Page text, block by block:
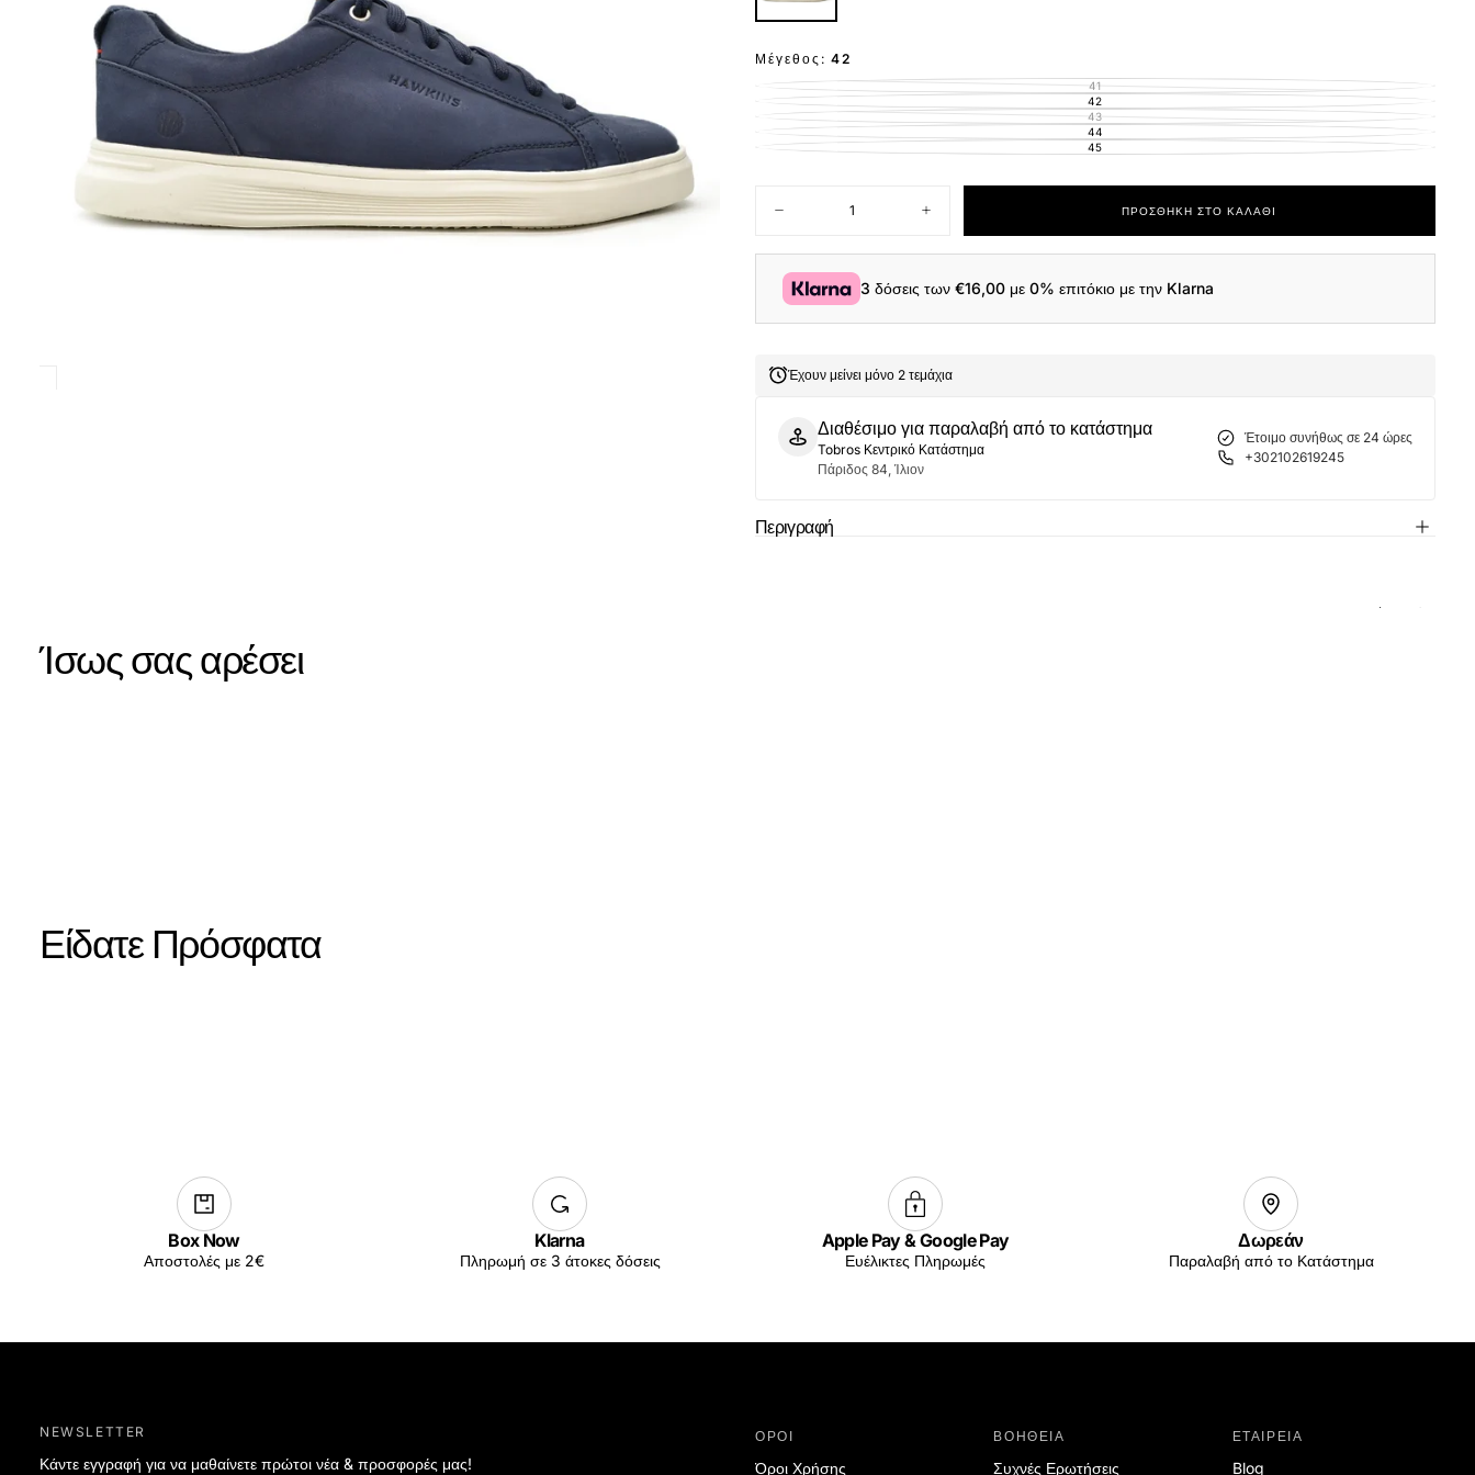
Μέγεθος: 42
41ΕΚΤΌΣ
ΑΠΟΘΈΜΑΤΟΣ
42ΕΚΤΌΣ
ΑΠΟΘΈΜΑΤΟΣ
43ΕΚΤΌΣ
ΑΠΟΘΈΜΑΤΟΣ
44ΕΚΤΌΣ
ΑΠΟΘΈΜΑΤΟΣ
45ΕΚΤΌΣ
για
SNEAKER
7979
Αύξηση
ποσότητας
για
SNEAKER
7979
ΠΡΟΣΘΉΚΗ ΣΤΟ ΚΑΛΆΘΙ
3 δόσεις των€16,00 με 0% επιτόκιο με την Klarna
Έχουν μείνει μόνο 2 τεμάχια
Διαθέσιμο για παραλαβή από το κατάστημα
Tobros Κεντρικό Κατάστημα
Πάριδος 84, Ίλιον
Έτοιμο συνήθως σε 24 ώρες
+302102619245
Περιγραφή
Ίσως σας αρέσει
Είδατε Πρόσφατα
Box Now
Αποστολές με 2€
Klarna
Πληρωμή σε 3 άτοκες δόσεις
Apple Pay & Google Pay
Ευέλικτες Πληρωμές
Δωρεάν
Παραλαβή από το Κατάστημα
NEWSLETTER
Κάντε εγγραφή για να μαθαίνετε πρώτοι νέα & προσφορές μας!
ΟΡΟΙ
Όροι Χρήσης
ΒΟΗΘΕΙΑ
Συχνές Ερωτήσεις
ΕΤΑΙΡΕΙΑ
Blog
Το καλάθι σας είναι